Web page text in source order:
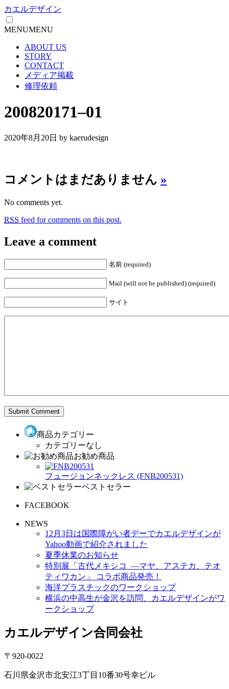
カエルデザイン
MENUMENU
ABOUT US
STORY
CONTACT
メディア掲載
修理依頼
200820171–01
2020年8月20日 by kaerudesign
コメントはまだありません »
No comments yet.
RSS feed for comments on this post.
Leave a comment
名前 (required)
Mail (will not be published) (required)
サイト
商品カテゴリー
カテゴリーなし
お勧め商品
フュージョンネックレス (FNB200531)
ベストセラー
FACEBOOK
NEWS
12月3日は国際障がい者デーでカエルデザインが
Yahoo動画で紹介されました
夏季休業のお知らせ
特別展「古代メキシコ ―マヤ、アステカ、テオ
ティワカン」 コラボ商品発売！
海洋プラスチックのワークショップ
横浜の中高生が金沢を訪問、カエルデザインがワ
ークショップ
カエルデザイン合同会社
〒920-0022
石川県金沢市北安江3丁目10番30号幸ビル